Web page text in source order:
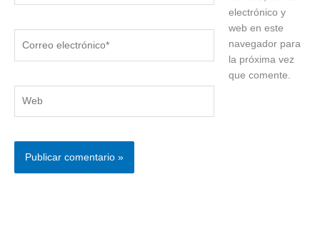
electrónico*
electrónico y
web en este
navegador para
la próxima vez
que comente.